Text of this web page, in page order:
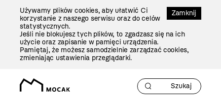
Zamknij
Używamy plików cookies, aby ułatwić Ci
korzystanie z naszego serwisu oraz do celów
statystycznych.
Jeśli nie blokujesz tych plików, to zgadzasz się na ich
użycie oraz zapisanie w pamięci urządzenia.
Pamiętaj, że możesz samodzielnie zarządzać cookies,
zmieniając ustawienia przeglądarki.